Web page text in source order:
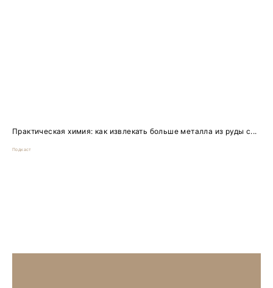
Практическая химия: как извлекать больше металла из руды с...
Подкаст